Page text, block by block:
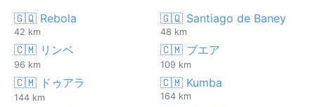
🇬🇶 Rebola
42 km
🇬🇶 Santiago de Baney
48 km
🇨🇲 リンベ
96 km
🇨🇲 ブエア
109 km
🇨🇲 ドゥアラ
144 km
🇨🇲 Kumba
164 km